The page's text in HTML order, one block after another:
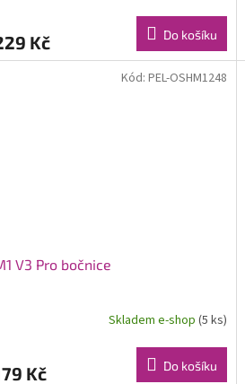
Kč Do košíku
V3 Pro bočnice
Skladem e-shop (5 ks)
Kč Do košíku
Kód: PEL-OSHM1248